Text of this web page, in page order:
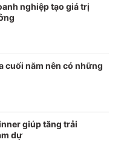
nghiệp tạo giá trị
cuối năm nên có những
giúp tăng trải
dự